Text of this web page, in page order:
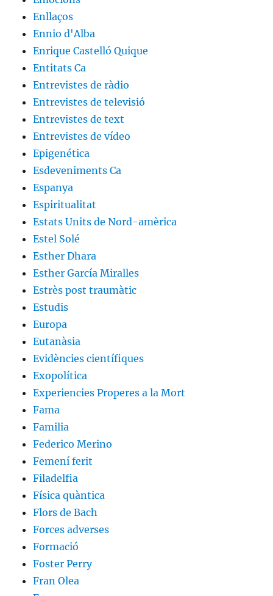
Enllaços
Ennio d'Alba
Enrique Castelló Quique
Entitats Ca
Entrevistes de ràdio
Entrevistes de televisió
Entrevistes de text
Entrevistes de vídeo
Epigenética
Esdeveniments Ca
Espanya
Espiritualitat
Estats Units de Nord-amèrica
Estel Solé
Esther Dhara
Esther García Miralles
Estrès post traumàtic
Estudis
Europa
Eutanàsia
Evidències científiques
Exopolítica
Experiencies Properes a la Mort
Fama
Familia
Federico Merino
Femení ferit
Filadelfia
Física quàntica
Flors de Bach
Forces adverses
Formació
Foster Perry
Fran Olea